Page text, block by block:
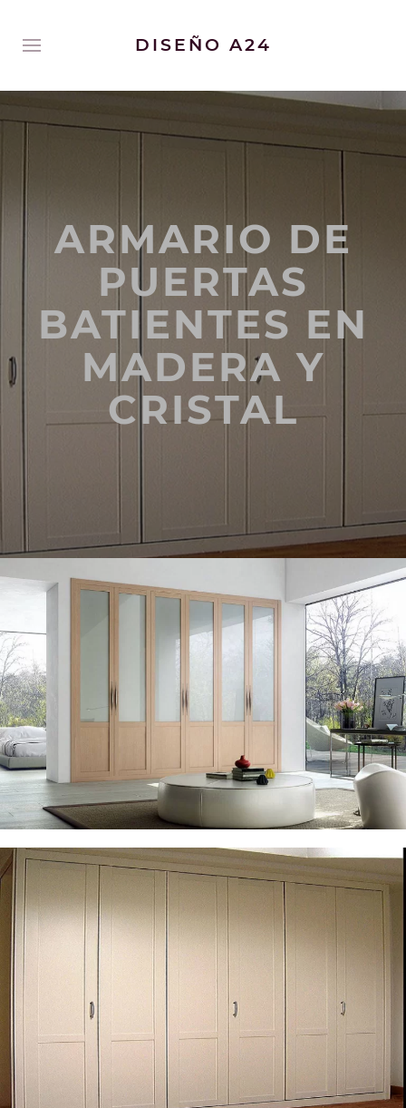
DISEÑO A24
ARMARIO DE
PUERTAS
BATIENTES EN
MADERA Y
CRISTAL